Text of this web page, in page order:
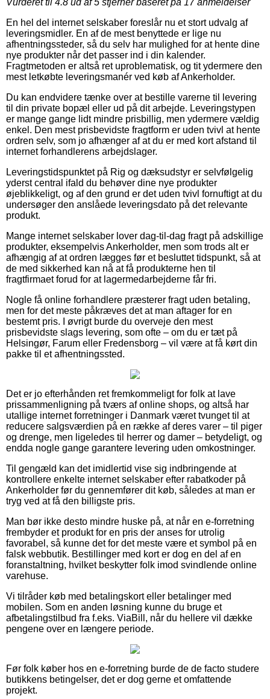
Vurderet til 4.8 ud af 5 stjerner baseret på 17 anmeldelser
En hel del internet selskaber foreslår nu et stort udvalg af
leveringsmidler. En af de mest benyttede er lige nu
afhentningssteder, så du selv har mulighed for at hente dine
nye produkter når det passer ind i din kalender.
Fragtmetoden er altså ret uproblematisk, og tit ydermere den
mest letkøbte leveringsmanér ved køb af Ankerholder.
Du kan endvidere tænke over at bestille varerne til levering
til din private bopæl eller ud på dit arbejde. Leveringstypen
er mange gange lidt mindre prisbillig, men ydermere vældig
enkel. Den mest prisbevidste fragtform er uden tvivl at hente
ordren selv, som jo afhænger af at du er med kort afstand til
internet forhandlerens arbejdslager.
Leveringstidspunktet på Rig og dæksudstyr er selvfølgelig
yderst central ifald du behøver dine nye produkter
øjeblikkeligt, og af den grund er det uden tvivl fornuftigt at du
undersøger den anslåede leveringsdato på det relevante
produkt.
Mange internet selskaber lover dag-til-dag fragt på adskillige
produkter, eksempelvis Ankerholder, men som trods alt er
afhængig af at ordren lægges før et besluttet tidspunkt, så at
de med sikkerhed kan nå at få produkterne hen til
fragtfirmaet forud for at lagermedarbejderne får fri.
Nogle få online forhandlere præsterer fragt uden betaling,
men for det meste påkræves det at man aftager for en
bestemt pris. I øvrigt burde du overveje den mest
prisbevidste slags levering, som ofte – om du er tæt på
Helsingør, Farum eller Fredensborg – vil være at få kørt din
pakke til et afhentningssted.
Det er jo efterhånden ret fremkommeligt for folk at lave
prissammenligning på tværs af online shops, og altså har
utallige internet forretninger i Danmark været tvunget til at
reducere salgsværdien på en række af deres varer – til piger
og drenge, men ligeledes til herrer og damer – betydeligt, og
endda nogle gange garantere levering uden omkostninger.
Til gengæld kan det imidlertid vise sig indbringende at
kontrollere enkelte internet selskaber efter rabatkoder på
Ankerholder før du gennemfører dit køb, således at man er
tryg ved at få den billigste pris.
Man bør ikke desto mindre huske på, at når en e-forretning
frembyder et produkt for en pris der anses for utrolig
favorabel, så kunne det for det meste være et symbol på en
falsk webbutik. Bestillinger med kort er dog en del af en
foranstaltning, hvilket beskytter folk imod svindlende online
varehuse.
Vi tilråder køb med betalingskort eller betalinger med
mobilen. Som en anden løsning kunne du bruge et
afbetalingstilbud fra f.eks. ViaBill, når du hellere vil dække
pengene over en længere periode.
Før folk køber hos en e-forretning burde de de facto studere
butikkens betingelser, det er dog gerne et omfattende
projekt.